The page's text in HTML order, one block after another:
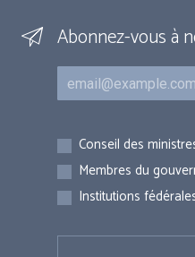
Abonnez-vous à
Courriel
Inscriptions
Conseil des
Membres du
Institutions